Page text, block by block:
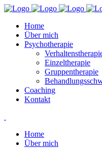
Home
Über mich
Psychotherapie
Einzeltherapie
Gruppentherapie
Coaching
Kontakt
Home
Über mich